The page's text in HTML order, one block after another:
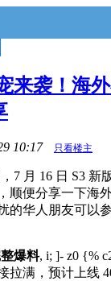
来袭！海
10:17 只看楼主
7 月 16 日 S3 新
顺便分享一下海
的华人朋友可以参
爆料, i; ]- z0 {%
拉满，预计上线